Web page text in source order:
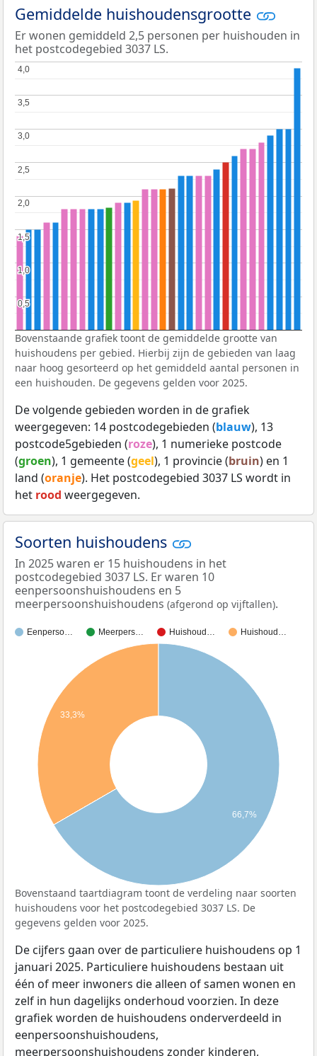
Gemiddelde huishoudensgrootte
Er wonen gemiddeld 2,5 personen per huishouden in
het postcodegebied 3037 LS.
0,5
0,5
1,0
1,0
1,5
1,5
2,0
2,0
2,5
2,5
3,0
3,0
3,5
3,5
4,0
4,0
Bovenstaande grafiek toont de gemiddelde grootte van
huishoudens per gebied. Hierbij zijn de gebieden van laag
naar hoog gesorteerd op het gemiddeld aantal personen in
een huishouden. De gegevens gelden voor 2025.
De volgende gebieden worden in de grafiek
weergegeven: 14 postcodegebieden (blauw), 13
postcode5gebieden (roze), 1 numerieke postcode
(groen), 1 gemeente (geel), 1 provincie (bruin) en 1
land (oranje). Het postcodegebied 3037 LS wordt in
het rood weergegeven.
Soorten huishoudens
In 2025 waren er 15 huishoudens in het
postcodegebied 3037 LS. Er waren 10
eenpersoonshuishoudens en 5
meerpersoonshuishoudens (afgerond op vijftallen).
Eenperso… Meerpers… Huishoud… Huishoud…
33,3%
66,7%
Bovenstaand taartdiagram toont de verdeling naar soorten
huishoudens voor het postcodegebied 3037 LS. De
gegevens gelden voor 2025.
De cijfers gaan over de particuliere huishoudens op 1
januari 2025. Particuliere huishoudens bestaan uit
één of meer inwoners die alleen of samen wonen en
zelf in hun dagelijks onderhoud voorzien. In deze
grafiek worden de huishoudens onderverdeeld in
eenpersoonshuishoudens,
meerpersoonshuishoudens zonder kinderen,